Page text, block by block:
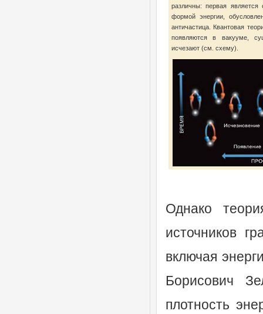
различны: первая является
формой энергии,
античастица. Квантовая
появляются в вакууме,
исчезают (см. схему).
Однако
источников
включая
Борисович
плотность